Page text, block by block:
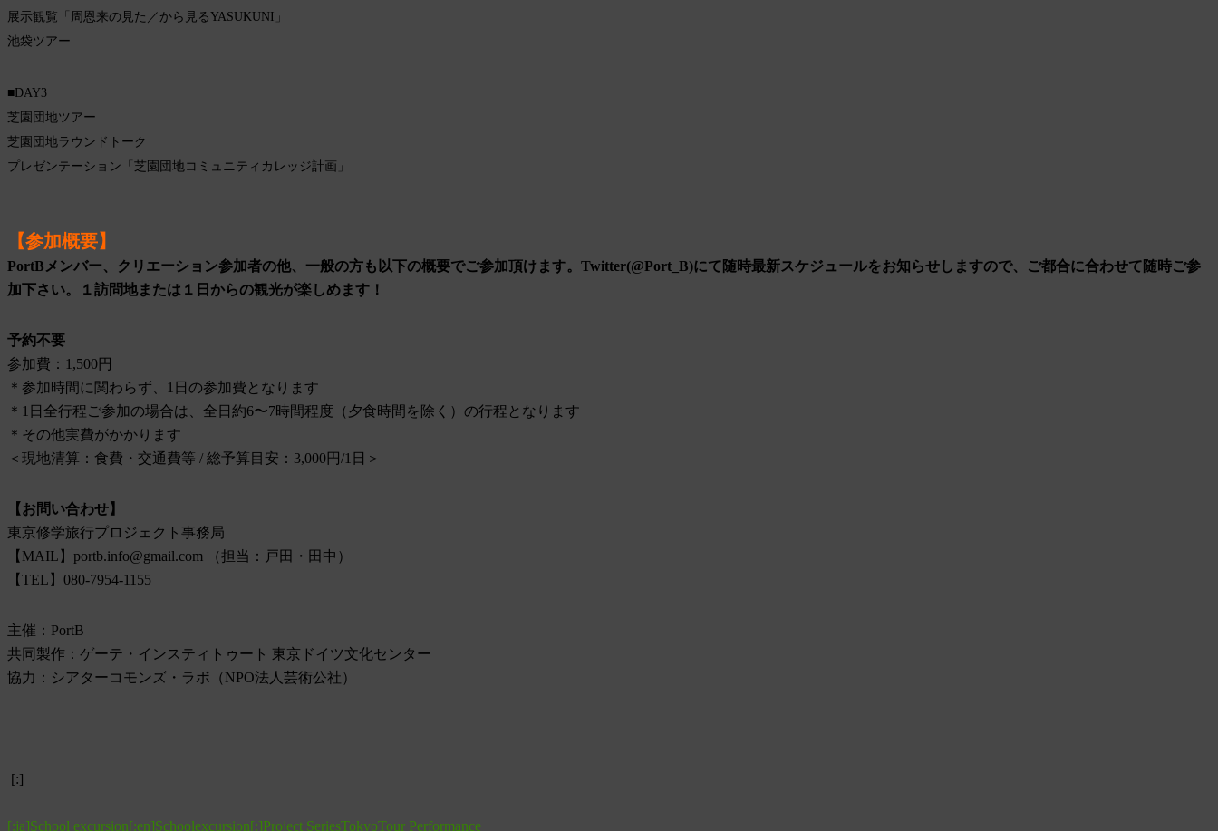
展示観覧 「周恩来の見た／から見るYASUKUNI」
池袋ツアー
■ DAY3
芝園団地ツアー
芝園団地ラウンドトーク
プレゼンテーション「芝園団地コミュニティカレッジ計画」
【参加概要】
PortBメンバー、クリエーション参加者の他、一般の方も以下の概要でご参加頂けます。 Twitter(@Port_B)にて随時最新スケジュールをお知らせしますので、ご都合に合わせて随時ご参
加下さい。１訪問地または１日からの観光が楽しめます！
予約不要
参加費：1,500円
＊参加時間に関わらず、1日の参加費となります
＊1日全行程ご参加の場合は、全日約6〜7時間程度（夕食時間を除く）の行程となります
＊その他実費がかかります
＜現地清算：食費・交通費等 / 総予算目安：3,000円/1日＞
【お問い合わせ】
東京修学旅行プロジェクト事務局
【MAIL】portb.info@gmail.com （担当：戸田・田中）
【TEL】080-7954-1155
主催：PortB
共同製作：ゲーテ・インスティトゥート 東京ドイツ文化センター
協力：シアターコモンズ・ラボ（NPO法人芸術公社）
[:]
[:ja]School excursion[:en]Schoolexcursion[:]Project SeriesTokyoTour Performance